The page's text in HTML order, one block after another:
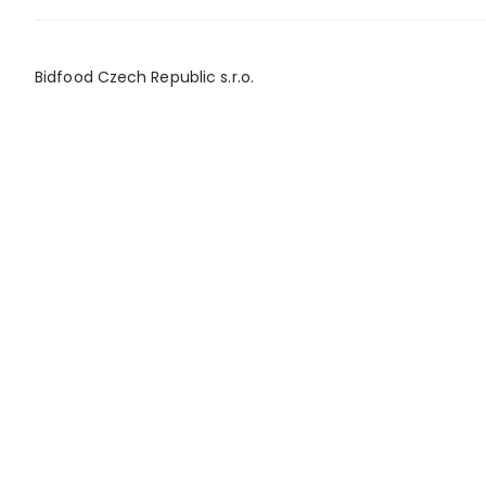
Bidfood Czech Republic s.r.o.